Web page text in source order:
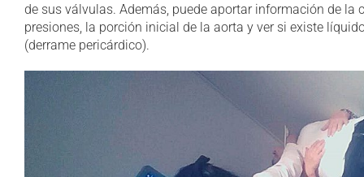
de sus válvulas. Además, puede aportar información de la
presiones, la porción inicial de la aorta y ver si existe
(derrame pericárdico).